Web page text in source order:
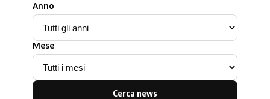
Anno
Mese
Cerca news